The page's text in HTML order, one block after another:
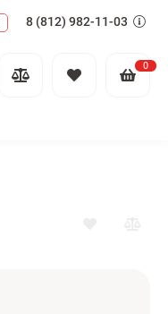
8 (812) 982-11-03
0